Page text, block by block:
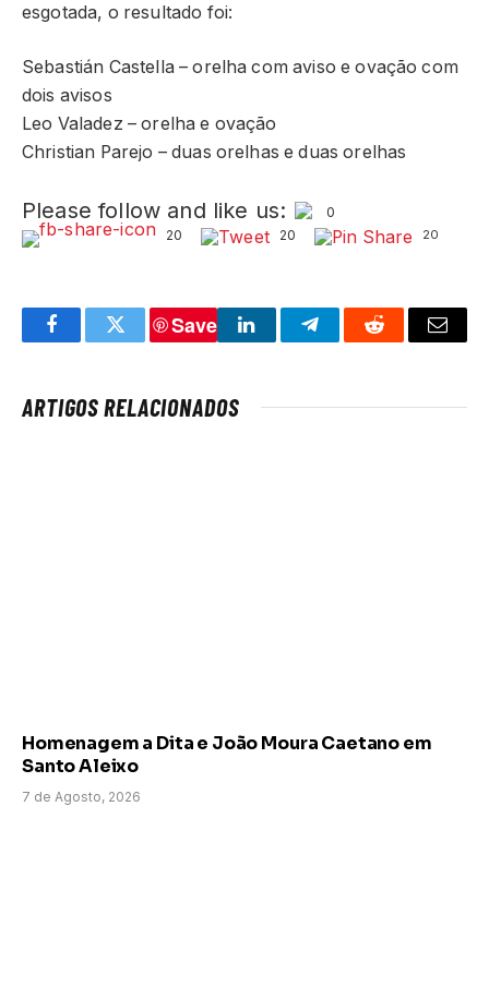
esgotada, o resultado foi:
Sebastián Castella – orelha com aviso e ovação com
dois avisos
Leo Valadez – orelha e ovação
Christian Parejo – duas orelhas e duas orelhas
Please follow and like us:
0
20
20 20
FacebookTwitter
Save
LinkedInTelegramReddit Email
ARTIGOS RELACIONADOS
Homenagem a Dita e João Moura Caetano em
Santo Aleixo
7 de Agosto, 2026